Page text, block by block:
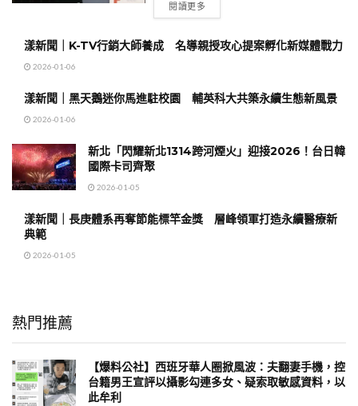
閱讀更多
漾新聞｜K-TV行銷大師養成 名導親授攻心提案孵化新媒體戰力
2026-01-06
漾新聞｜黑天鵝迷你馬進駐校園 輔英科大共築永續生態新風景
2026-01-06
新北「閃耀新北1314跨河煙火」迎接2026！台日韓
國際卡司齊聚
2026-01-05
漾新聞｜長庚體系再奪節能標竿金獎 層峰領軍打造永續醫療新
典範
2026-01-05
熱門推薦
【爆料公社】西班牙華人圈掀風波：夫翻妻手機，控
台籍男王宣評以攝影勾連多女、疑索取敏感資料，以
此牟利